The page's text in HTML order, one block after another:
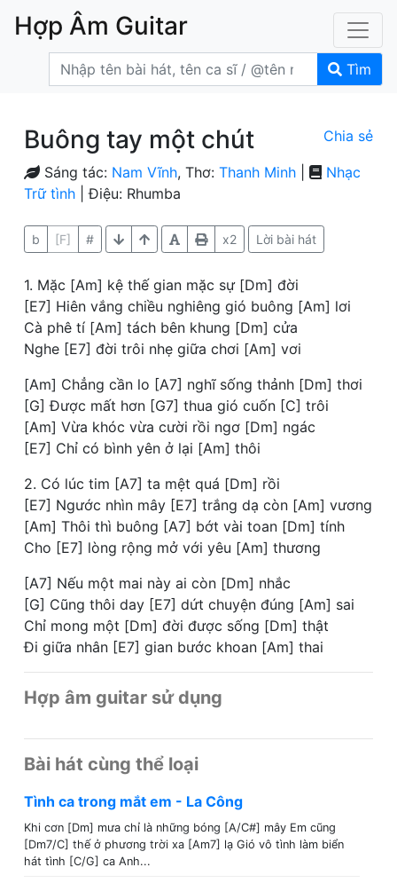
Hợp Âm Guitar
Tìm
Buông tay một chút Chia sẻ
Sáng tác: Nam Vĩnh, Thơ: Thanh Minh
Nhạc
Trữ tình | Điệu: Rhumba
b [F] # x2 Lời bài hát
1. Mặc [Am] kệ thế gian mặc sự [Dm] đời
[E7] Hiên vắng chiều nghiêng gió buông [Am] lơi
Cà phê tí [Am] tách bên khung [Dm] cửa
Nghe [E7] đời trôi nhẹ giữa chơi [Am] vơi
[Am] Chẳng cần lo [A7] nghĩ sống thảnh [Dm] thơi
[G] Được mất hơn [G7] thua gió cuốn [C] trôi
[Am] Vừa khóc vừa cười rồi ngơ [Dm] ngác
[E7] Chỉ có bình yên ở lại [Am] thôi
2. Có lúc tim [A7] ta mệt quá [Dm] rồi
[E7] Ngước nhìn mây [E7] trắng dạ còn [Am] vương
[Am] Thôi thì buông [A7] bớt vài toan [Dm] tính
Cho [E7] lòng rộng mở với yêu [Am] thương
[A7] Nếu một mai này ai còn [Dm] nhắc
[G] Cũng thôi day [E7] dứt chuyện đúng [Am] sai
Chỉ mong một [Dm] đời được sống [Dm] thật
Đi giữa nhân [E7] gian bước khoan [Am] thai
Hợp âm guitar sử dụng
Bài hát cùng thể loại
Tình ca trong mắt em - La Công
Khi cơn [Dm] mưa chỉ là những bóng [A/C#] mây Em cũng
[Dm7/C] thế ở phương trời xa [Am7] lạ Gió vô tình làm biển
hát tình [C/G] ca Anh...